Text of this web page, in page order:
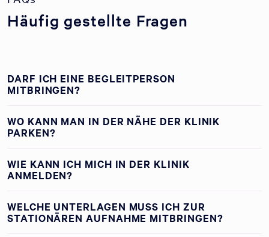
Häufig gestellte Fragen
DARF ICH EINE BEGLEITPERSON
MITBRINGEN?
WO KANN MAN IN DER NÄHE DER KLINIK
PARKEN?
WIE KANN ICH MICH IN DER KLINIK
ANMELDEN?
WELCHE UNTERLAGEN MUSS ICH ZUR
STATIONÄREN AUFNAHME MITBRINGEN?